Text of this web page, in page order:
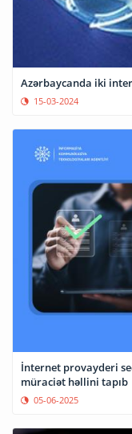
Azərbaycanda iki
15-03-2024
İnternet provayderi
müraciət həllini tapıb
05-06-2025